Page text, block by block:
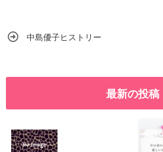
中島優子ヒストリー
最新の投稿